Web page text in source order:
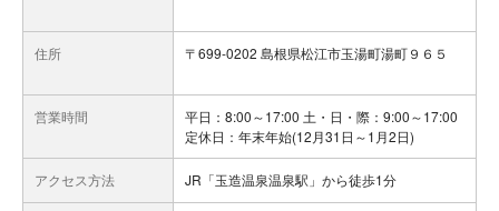
住所 〒699-0202 島根県松江市玉湯町湯町９６５
営業時間
平日：8:00～17:00 土・日・際：9:00～17:00
定休日：年末年始(12月31日～1月2日)
アクセス方法 JR「玉造温泉温泉駅」から徒歩1分